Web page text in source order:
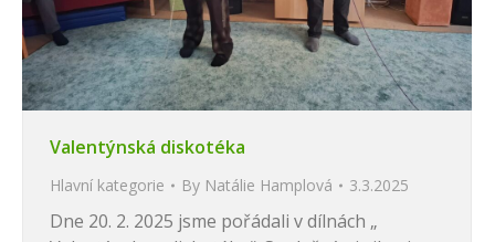
Valentýnská diskotéka
Hlavní kategorie By Natálie Hamplová 3.3.2025
Dne 20. 2. 2025 jsme pořádali v dílnách „